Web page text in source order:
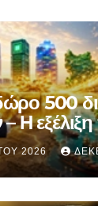
500
– Η
κέρδη
Nvidia
2026